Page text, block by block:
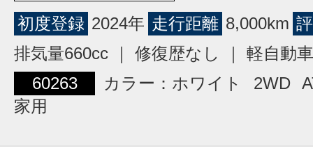
初度登録 2024年 走行距離 8,000km
排気量660cc ｜ 修復歴なし ｜ 軽自動車
60263
カラー：ホワイト 2WD
家用